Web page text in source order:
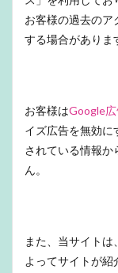
お客様の過去のア
する場合がありま
お客様はGoogle
イズ広告を無効
されている情報か
ん。
また、当サイトは
よってサイトが紹